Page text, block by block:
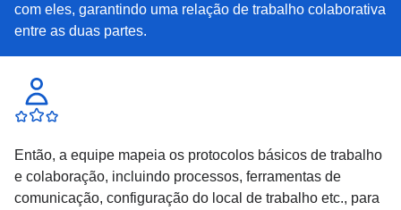
com eles, garantindo uma relação de trabalho colaborativa
entre as duas partes.
Então, a equipe mapeia os protocolos básicos de trabalho
e colaboração, incluindo processos, ferramentas de
comunicação, configuração do local de trabalho etc., para